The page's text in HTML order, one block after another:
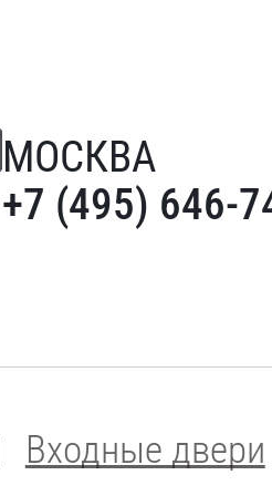
МОСКВА
+7 (495) 646-
Входные двери